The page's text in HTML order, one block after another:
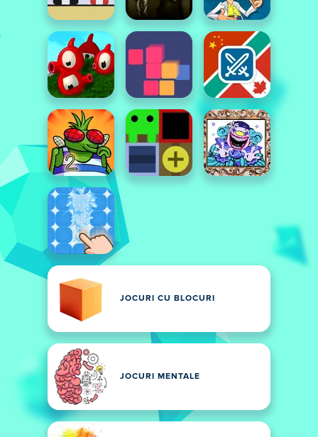
JOCURI CU BLOCURI
JOCURI MENTALE